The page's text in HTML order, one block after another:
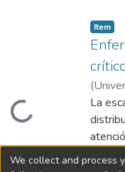
Loading...
Item
(
La
We collect and process